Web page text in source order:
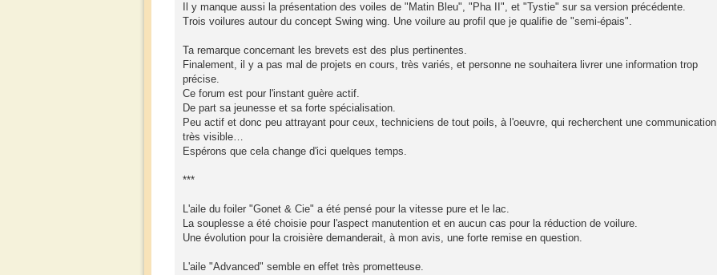
Il y manque aussi la présentation des voiles de "Matin Bleu", "Pha II", et "Tystie" sur sa version précédente.
Trois voilures autour du concept Swing wing. Une voilure au profil que je qualifie de "semi-épais".
Ta remarque concernant les brevets est des plus pertinentes.
Finalement, il y a pas mal de projets en cours, très variés, et personne ne souhaitera livrer une information trop
précise.
Ce forum est pour l'instant guère actif.
De part sa jeunesse et sa forte spécialisation.
Peu actif et donc peu attrayant pour ceux, techniciens de tout poils, à l'oeuvre, qui recherchent une communication
très visible…
Espérons que cela change d'ici quelques temps.
***
L'aile du foiler "Gonet & Cie" a été pensé pour la vitesse pure et le lac.
La souplesse a été choisie pour l'aspect manutention et en aucun cas pour la réduction de voilure.
Une évolution pour la croisière demanderait, à mon avis, une forte remise en question.
L'aile "Advanced" semble en effet très prometteuse.